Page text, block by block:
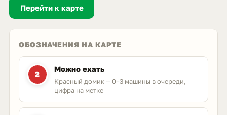
Перейти к карте
ОБОЗНАЧЕНИЯ НА КАРТЕ
2
Можно ехать
Красный домик — 0–3 машины в очереди,
цифра на метке